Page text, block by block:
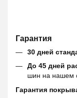
Гарантия
30 дней
До 45 дней
шин на нашем
Гарантия